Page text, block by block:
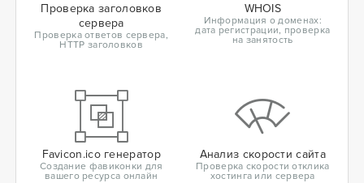
Проверка заголовков
сервера
Проверка ответов сервера,
HTTP заголовков
WHOIS
Информация о доменах:
дата регистрации, проверка
на занятость
Favicon.ico генератор
Создание фавиконки для
вашего ресурса онлайн
Анализ скорости сайта
Проверка скорости отклика
хостинга или сервера